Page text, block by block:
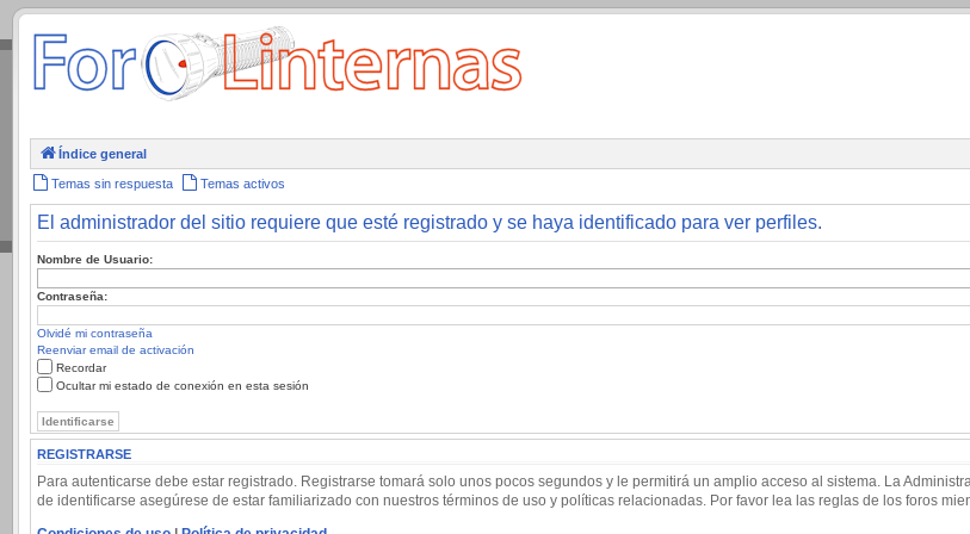
.
Índice general
Temas sin respuesta Temas activos
El administrador del sitio requiere que esté registrado y se haya identificado para ver perfiles.
Nombre de Usuario:
Contraseña:
Olvidé mi contraseña
Reenviar email de activación
Recordar
Ocultar mi estado de conexión en esta sesión
REGISTRARSE
Para autenticarse debe estar registrado. Registrarse tomará solo unos pocos segundos y le permitirá un amplio acceso al sistema. La
de identificarse asegúrese de estar familiarizado con nuestros términos de uso y políticas relacionadas. Por favor lea las reglas de los foros